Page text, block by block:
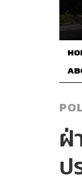
ฝ่
ป